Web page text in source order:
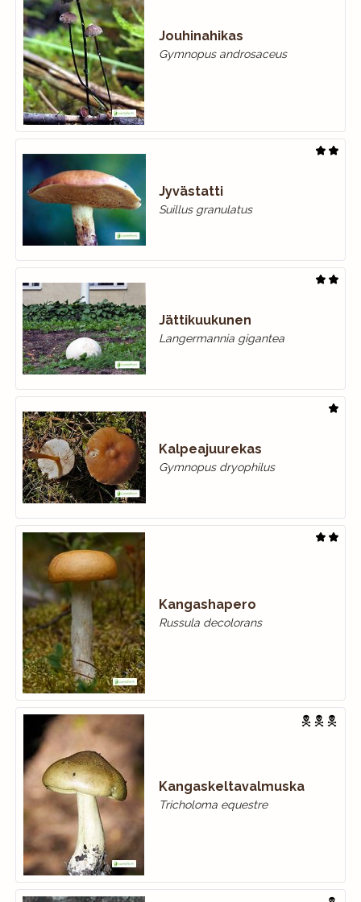
Jouhinahikas
Gymnopus androsaceus
Jyvästatti
Suillus granulatus
Jättikuukunen
Langermannia gigantea
Kalpeajuurekas
Gymnopus dryophilus
Kangashapero
Russula decolorans
Kangaskeltavalmuska
Tricholoma equestre